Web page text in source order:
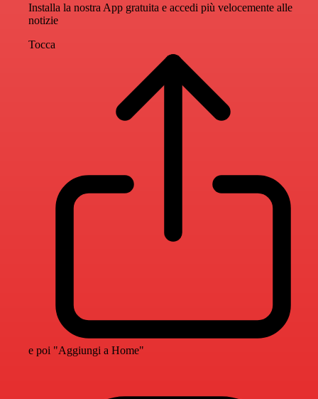
Installa la nostra App gratuita e accedi più velocemente alle
notizie
Tocca
e poi "Aggiungi a Home"